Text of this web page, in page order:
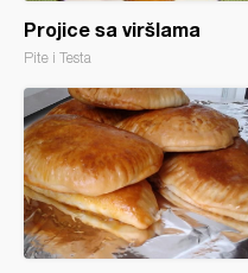
Projice sa viršlama
Pite i Testa